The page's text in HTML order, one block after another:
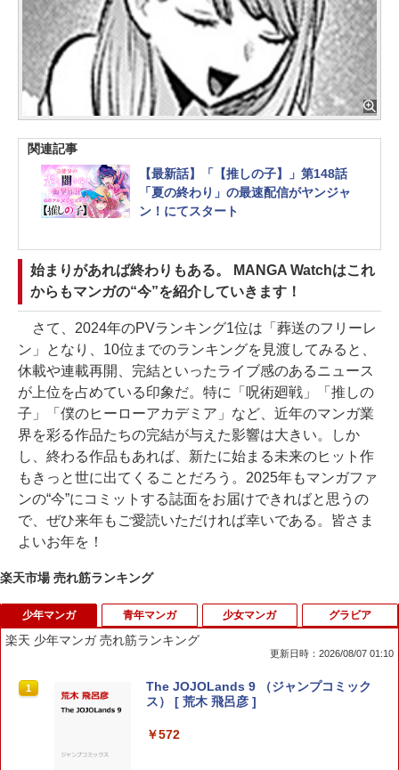
関連記事
【最新話】「【推しの子】」第148話
「夏の終わり」の最速配信がヤンジャ
ン！にてスタート
始まりがあれば終わりもある。 MANGA Watchはこれ
からもマンガの“今”を紹介していきます！
さて、2024年のPVランキング1位は「葬送のフリーレ
ン」となり、10位までのランキングを見渡してみると、
休載や連載再開、完結といったライブ感のあるニュース
が上位を占めている印象だ。特に「呪術廻戦」「推しの
子」「僕のヒーローアカデミア」など、近年のマンガ業
界を彩る作品たちの完結が与えた影響は大きい。しか
し、終わる作品もあれば、新たに始まる未来のヒット作
もきっと世に出てくることだろう。2025年もマンガファ
ンの“今”にコミットする誌面をお届けできればと思うの
で、ぜひ来年もご愛読いただければ幸いである。皆さま
よいお年を！
楽天市場 売れ筋ランキング
少年マンガ
楽天 少年マンガ 売れ筋ランキング
更新日時：2026/08/07 01:10
1
The JOJOLands 9 （ジャンプコミック
ス） [ 荒木 飛呂彦 ]
￥572
青年マンガ 少女マンガ グラビア